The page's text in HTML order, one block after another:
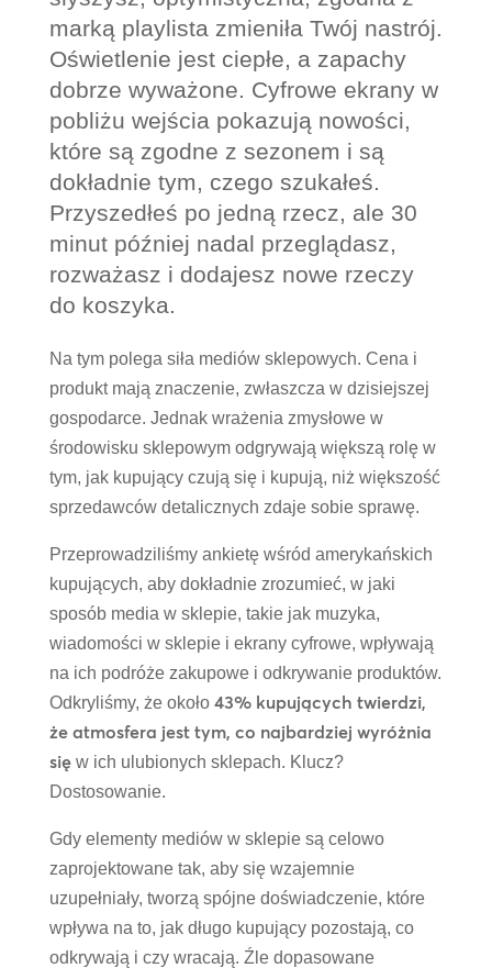
marką playlista zmieniła Twój nastrój.
Oświetlenie jest ciepłe, a zapachy
dobrze wyważone. Cyfrowe ekrany w
pobliżu wejścia pokazują nowości,
które są zgodne z sezonem i są
dokładnie tym, czego szukałeś.
Przyszedłeś po jedną rzecz, ale 30
minut później nadal przeglądasz,
rozważasz i dodajesz nowe rzeczy
do koszyka.
Na tym polega siła mediów sklepowych. Cena i
produkt mają znaczenie, zwłaszcza w dzisiejszej
gospodarce. Jednak wrażenia zmysłowe w
środowisku sklepowym odgrywają większą rolę w
tym, jak kupujący czują się i kupują, niż większość
sprzedawców detalicznych zdaje sobie sprawę.
Przeprowadziliśmy ankietę wśród amerykańskich
kupujących, aby dokładnie zrozumieć, w jaki
sposób media w sklepie, takie jak muzyka,
wiadomości w sklepie i ekrany cyfrowe, wpływają
na ich podróże zakupowe i odkrywanie produktów.
Odkryliśmy, że około 43% kupujących twierdzi,
że atmosfera jest tym, co najbardziej wyróżnia
sięw ich ulubionych sklepach. Klucz?
Dostosowanie.
Gdy elementy mediów w sklepie są celowo
zaprojektowane tak, aby się wzajemnie
uzupełniały, tworzą spójne doświadczenie, które
wpływa na to, jak długo kupujący pozostają, co
odkrywają i czy wracają. Źle dopasowane